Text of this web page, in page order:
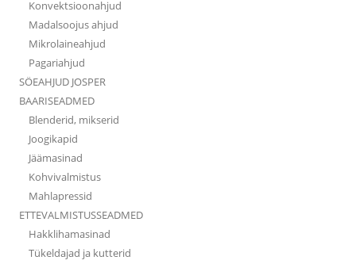
Konvektsioonahjud
Madalsoojus ahjud
Mikrolaineahjud
Pagariahjud
SÖEAHJUD JOSPER
BAARISEADMED
Blenderid, mikserid
Joogikapid
Jäämasinad
Kohvivalmistus
Mahlapressid
ETTEVALMISTUSSEADMED
Hakklihamasinad
Tükeldajad ja kutterid